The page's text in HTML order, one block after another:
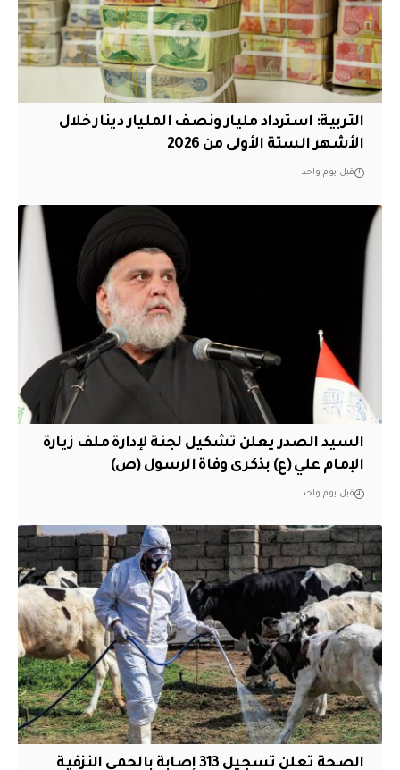
التربية: استرداد مليار ونصف المليار دينار خلال
الأشهر الستة الأولى من 2026
قبل يوم واحد
السيد الصدر يعلن تشكيل لجنة لإدارة ملف زيارة
الإمام علي (ع) بذكرى وفاة الرسول (ص)
قبل يوم واحد
الصحة تعلن تسجيل 313 إصابة بالحمى النزفية